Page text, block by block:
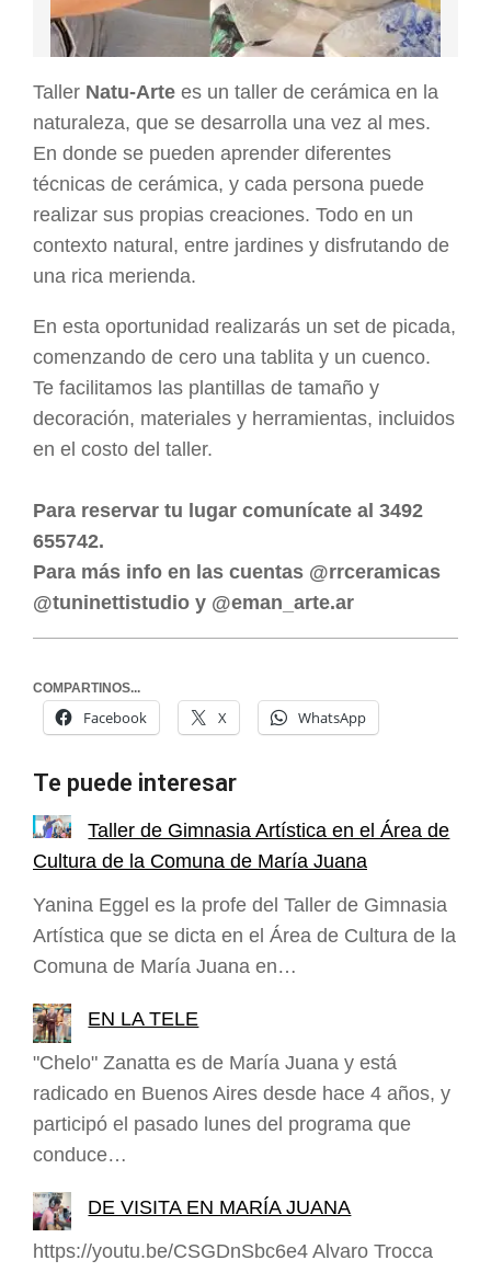
Taller Natu-Arte es un taller de cerámica en la
naturaleza, que se desarrolla una vez al mes.
En donde se pueden aprender diferentes
técnicas de cerámica, y cada persona puede
realizar sus propias creaciones. Todo en un
contexto natural, entre jardines y disfrutando de
una rica merienda.
En esta oportunidad realizarás un set de picada,
comenzando de cero una tablita y un cuenco.
Te facilitamos las plantillas de tamaño y
decoración, materiales y herramientas, incluidos
en el costo del taller.
Para reservar tu lugar comunícate al 3492
655742.
Para más info en las cuentas @rrceramicas
@tuninettistudio y @eman_arte.ar
COMPARTINOS...
Facebook X WhatsApp
Te puede interesar
Taller de Gimnasia Artística en el Área de
Cultura de la Comuna de María Juana
Yanina Eggel es la profe del Taller de Gimnasia
Artística que se dicta en el Área de Cultura de la
Comuna de María Juana en…
EN LA TELE
"Chelo" Zanatta es de María Juana y está
radicado en Buenos Aires desde hace 4 años, y
participó el pasado lunes del programa que
conduce…
DE VISITA EN MARÍA JUANA
https://youtu.be/CSGDnSbc6e4 Alvaro Trocca